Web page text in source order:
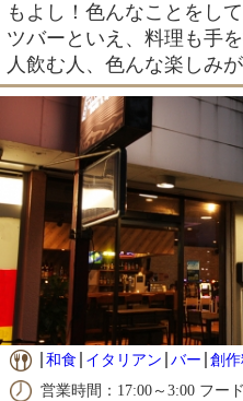
もよし！色んなことをし
ツバーといえ、料理も手
人飲む人、色んな楽しみ
和食 イタリアン バー 創
営業時間：17:00～3:00 フ